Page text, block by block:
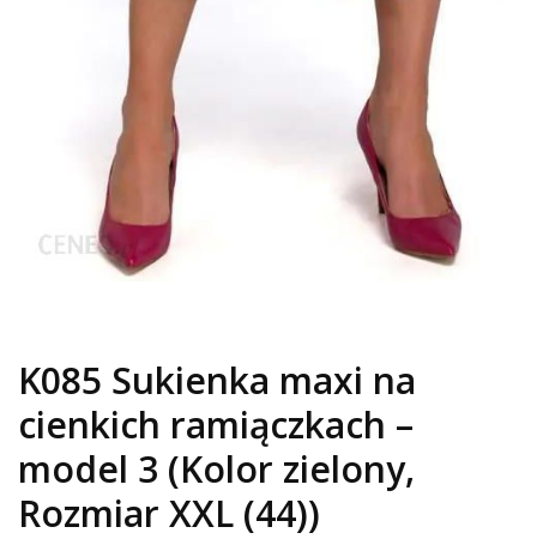
K085 Sukienka maxi na
cienkich ramiączkach –
model 3 (Kolor zielony,
Rozmiar XXL (44))